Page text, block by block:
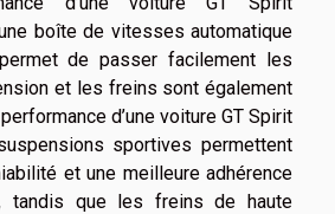
boîte de vitesses automatique
de passer facilement les
et les freins sont également
d’une voiture GT Spirit
sportives permettent
et une meilleure adhérence
tandis que les freins de haute